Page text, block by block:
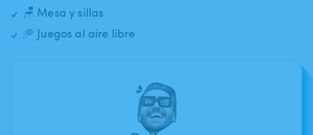
🪑 Mesa y sillas
🥏 Juegos al aire libre